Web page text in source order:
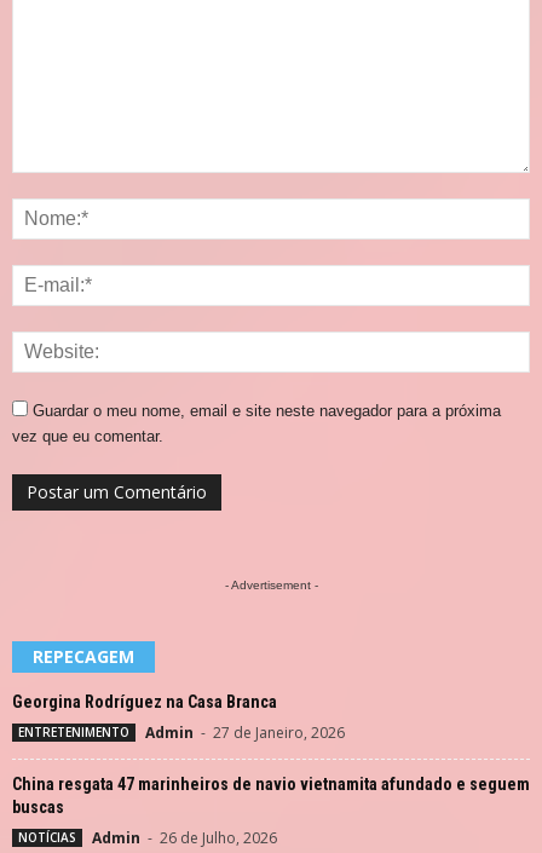
Guardar o meu nome, email e site neste navegador para a próxima
vez que eu comentar.
- Advertisement -
REPECAGEM
Georgina Rodríguez na Casa Branca
ENTRETENIMENTO Admin - 27 de Janeiro, 2026
China resgata 47 marinheiros de navio vietnamita afundado e seguem
buscas
NOTÍCIAS Admin - 26 de Julho, 2026